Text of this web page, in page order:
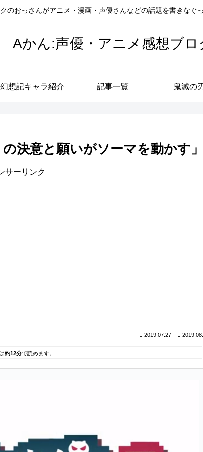
のおっさんがアニメ・漫画・声優さんなどの話題を書きなぐ
Aかん:声優・アニメ感想ブロ
想記キャラ紹介 記事一覧 鬼滅の
決意と願いがソーマを動かす」
サーリンク
2019.07.27
約12分で読めます。